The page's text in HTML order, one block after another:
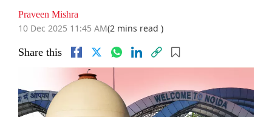
Praveen Mishra
10 Dec 2025 11:45 AM(2 mins read )
Share this